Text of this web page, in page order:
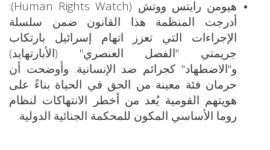
هيومن رايتس ووتش (Human Rights Watch):
أدرجت المنظمة هذا القانون ضمن سلسلة
الإجراءات التي تعزز اتهام إسرائيل بارتكاب
جريمتي "الفصل العنصري" (الأبارتهايد)
و"الاضطهاد" كجرائم ضد الإنسانية. وأوضحت أن
حرمان فئة معينة من الحق في الحياة بناءً على
هويتهم القومية يُعد من أخطر الانتهاكات لنظام
روما الأساسي المكون للمحكمة الجنائية الدولية.